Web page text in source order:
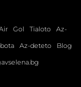
Gol Tialoto
Az-
Az-deteto
Blog